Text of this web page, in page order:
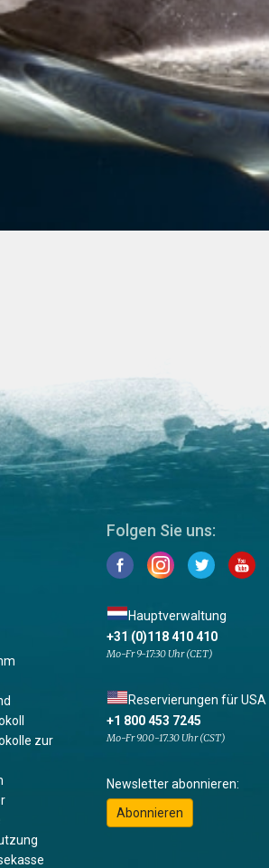
zur
Folgen Sie uns:
Hauptverwaltung
+31 (0)118 410 410
Mo-Fr 9-17:30 Uhr (CET)
Reservierungen für USA
+1 800 453 7245
Mo-Fr 9.00-17.30 Uhr (CST)
Newsletter abonnieren:
Abonnieren